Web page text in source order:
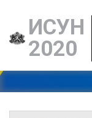
ИСУН
2020